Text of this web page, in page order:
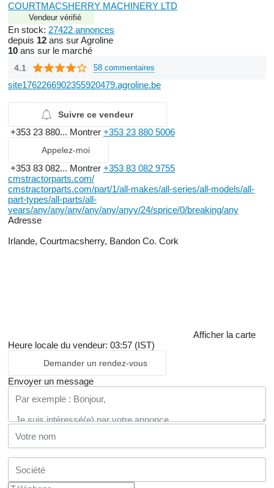
COURTMACSHERRY MACHINERY LTD
Vendeur vérifié
En stock: 27422 annonces
depuis 12 ans sur Agroline
10 ans sur le marché
4.1 58 commentaires
site1762266902355920479.agroline.be
Suivre ce vendeur
+353 23 880... Montrer +353 23 880 5006
Appelez-moi
+353 83 082... Montrer +353 83 082 9755
cmstractorparts.com/
cmstractorparts.com/part/1/all-makes/all-series/all-models/all-
part-types/all-parts/all-
years/any/any/any/any/any/anyy/24/sprice/0/breaking/any
Adresse
Irlande, Courtmacsherry, Bandon Co. Cork
Afficher la carte
Heure locale du vendeur: 03:57 (IST)
Demander un rendez-vous
Envoyer un message